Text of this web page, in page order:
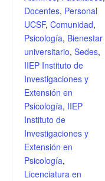
Docentes, Personal
UCSF, Comunidad,
Psicología, Bienestar
universitario, Sedes,
IIEP Instituto de
Investigaciones y
Extensión en
Psicología, IIEP
Instituto de
Investigaciones y
Extensión en
Psicología,
Licenciatura en